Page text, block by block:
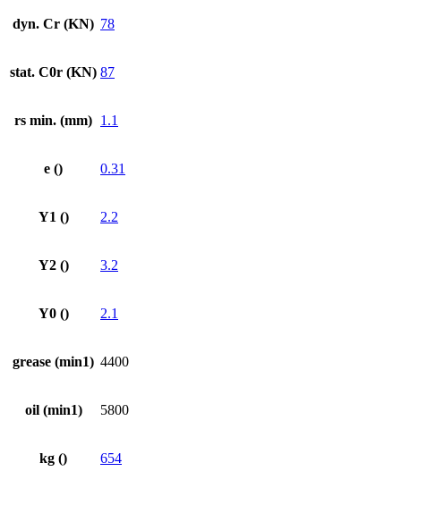
dyn. Cr (KN) 78
stat. C0r (KN) 87
rs min. (mm) 1.1
e () 0.31
Y1 () 2.2
Y2 () 3.2
Y0 () 2.1
grease (min1) 4400
oil (min1) 5800
kg () 654